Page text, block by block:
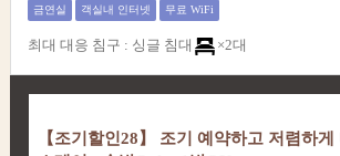
금연실 객실내 인터넷 무료 WiFi
최대 대응 침구 : 싱글 침대 ×2대
【조기할인28】 조기 예약하고 저렴하